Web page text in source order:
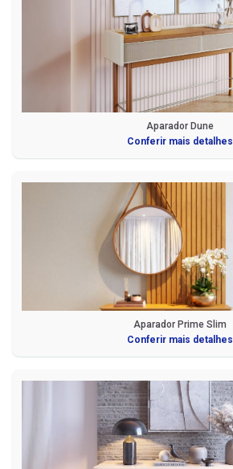
Aparador Dune
Conferir mais detalhes
Aparador Prime Slim
Conferir mais detalhes